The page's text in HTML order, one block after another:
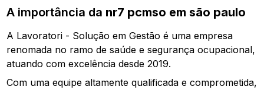
A importância da nr7 pcmso em são paulo
A Lavoratori - Solução em Gestão é uma empresa
renomada no ramo de saúde e segurança ocupacional,
atuando com excelência desde 2019.
Com uma equipe altamente qualificada e comprometida,